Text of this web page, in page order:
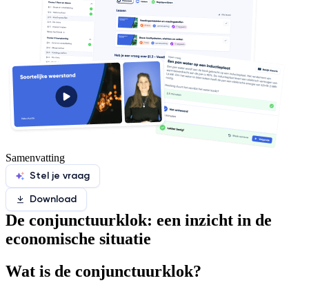
Samenvatting
Stel je vraag
Download
De conjunctuurklok: een inzicht in de
economische situatie
Wat is de conjunctuurklok?